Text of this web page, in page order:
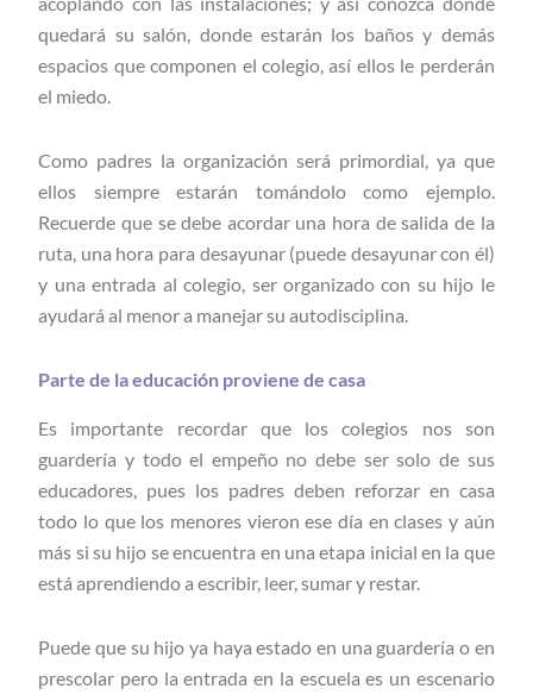
quedará su salón, donde estarán los baños y demás
espacios que componen el colegio, así ellos le perderán
el miedo.
Como padres la organización será primordial, ya que
ellos siempre estarán tomándolo como ejemplo.
Recuerde que se debe acordar una hora de salida de la
ruta, una hora para desayunar (puede desayunar con él)
y una entrada al colegio, ser organizado con su hijo le
ayudará al menor a manejar su autodisciplina.
Parte de la educación proviene de casa
Es importante recordar que los colegios nos son
guardería y todo el empeño no debe ser solo de sus
educadores, pues los padres deben reforzar en casa
todo lo que los menores vieron ese día en clases y aún
más si su hijo se encuentra en una etapa inicial en la que
está aprendiendo a escribir, leer, sumar y restar.
Puede que su hijo ya haya estado en una guardería o en
prescolar pero la entrada en la escuela es un escenario